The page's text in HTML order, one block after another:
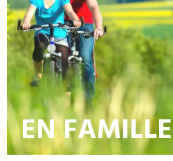
EN FAMILLE